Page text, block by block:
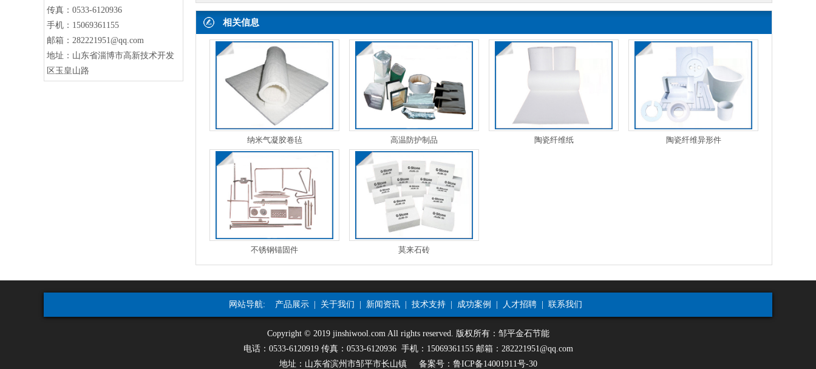
传真：0533-6120936
手机：15069361155
邮箱：282221951@qq.com
地址：山东省淄博市高新技术开发
区玉皇山路
相关信息
纳米气凝胶卷毡 高温防护制品 陶瓷纤维纸 陶瓷纤维异形件
不锈钢锚固件 莫来石砖
网站导航: 产品展示 关于我们 新闻资讯 技术支持 成功案例 人才招聘 联系我们
Copyright © 2019 jinshiwool.com All rights reserved. 版权所有：邹平金石节能
电话：0533-6120919 传真：0533-6120936 手机：15069361155 邮箱：282221951@qq.com
地址：山东省滨州市邹平市长山镇 备案号： 鲁ICP备14001911号-30